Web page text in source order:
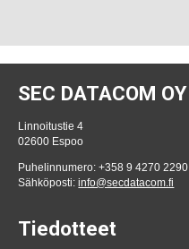
SEC DATACOM OY
Linnoitustie 4
02600 Espoo
Puhelinnumero: +358 9 4270 2290
Sähköposti:info@secdatacom.fi
Tiedotteet